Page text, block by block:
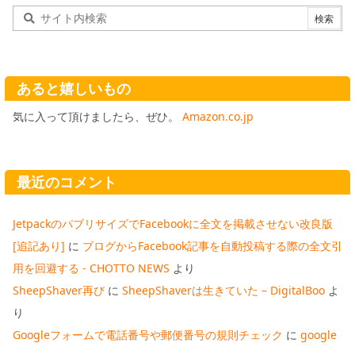
あると嬉しいもの
気に入って頂けましたら、ぜひ。 Amazon.co.jp
最近のコメント
JetpackのパブリサイズでFacebookに全文を掲載させない改良版
[追記あり] に ブログからFacebook記事を自動投稿する際の全文引
用を回避する - CHOTTO NEWS より
SheepShaver再び に SheepShaverは生きていた – DigitalBoo よ
り
Googleフォームで電話番号や郵便番号の規則チェック に google